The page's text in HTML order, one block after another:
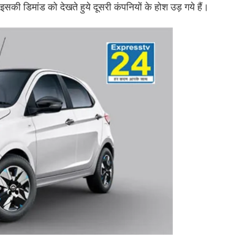
इसकी डिमांड को देखते हुये दूसरी कंपनियों के होश उड़ गये हैं।